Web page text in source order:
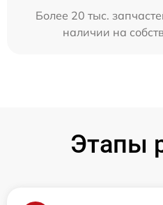
Более 20 тыс.
наличии на
Этапы